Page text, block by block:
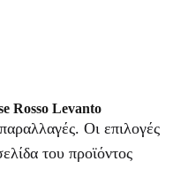
Rosso Levanto
Οι επιλογές
του προϊόντος